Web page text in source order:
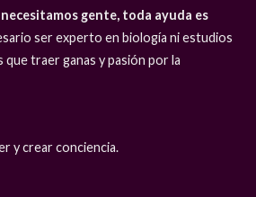
necesitamos gente, toda ayuda es
ser experto en biología ni estudios
traer ganas y pasión por la
y crear conciencia.